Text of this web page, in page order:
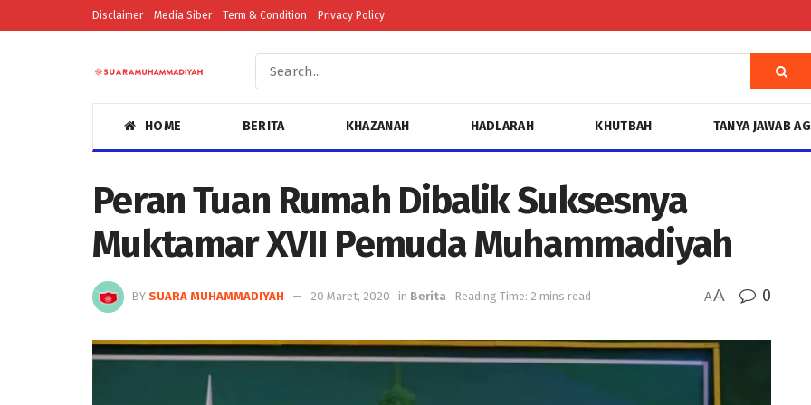
Disclaimer Media Siber Term & Condition Privacy Policy
HOME BERITA KHAZANAH HADLARAH KHUTBAH TANYA JAWAB
Peran Tuan Rumah Dibalik Suksesnya
Muktamar XVII Pemuda Muhammadiyah
BY SUARA MUHAMMADIYAH 20 Maret, 2020 in Berita Reading Time: 2 mins read AA 0